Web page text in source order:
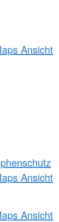
Ansicht
Ansicht
Ansicht